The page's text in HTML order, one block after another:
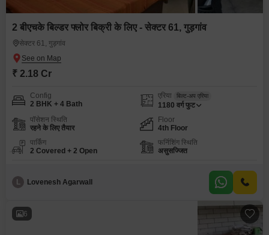
2 बीएचके बिल्डर फ्लोर बिक्री के लिए - सेक्टर 61, गुड़गांव
सेक्टर 61, गुड़गांव
₹ 2.18 Cr
Config
2 BHK + 4 Bath
एरिया बिल्ट-अप एरिया
1180 वर्ग फुट
पॉसेशन स्थिति
रहने के लिए तैयार
Floor
4th Floor
पार्किंग
2 Covered + 2 Open
फर्निशिंग स्थिति
असुसज्जित
L Lovenesh Agarwall
6